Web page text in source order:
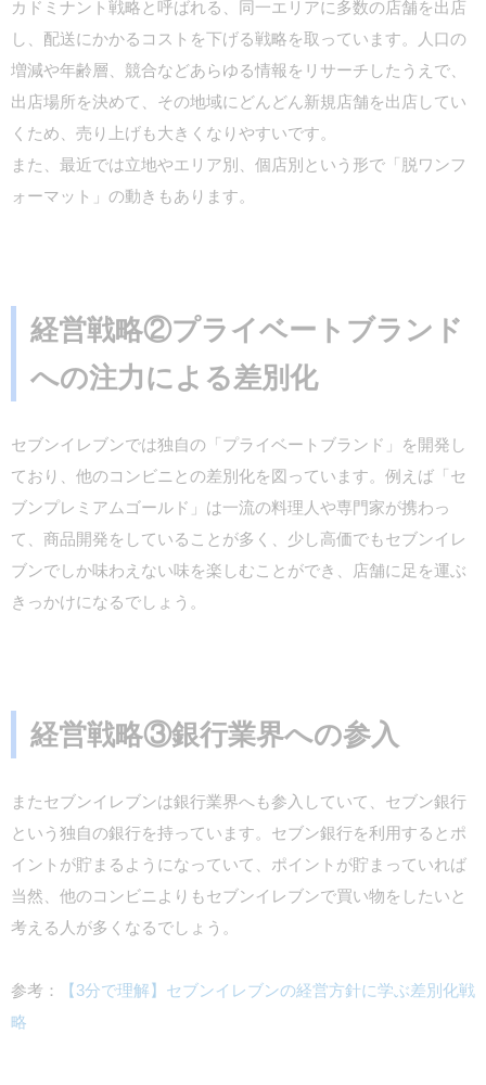
カドミナント戦略と呼ばれる、同一エリアに多数の店舗を出店
し、配送にかかるコストを下げる戦略を取っています。人口の
増減や年齢層、競合などあらゆる情報をリサーチしたうえで、
出店場所を決めて、その地域にどんどん新規店舗を出店してい
くため、売り上げも大きくなりやすいです。
また、最近では立地やエリア別、個店別という形で「脱ワンフ
ォーマット」の動きもあります。
経営戦略②プライベートブランド
への注力による差別化
セブンイレブンでは独自の「プライベートブランド」を開発し
ており、他のコンビニとの差別化を図っています。例えば「セ
ブンプレミアムゴールド」は一流の料理人や専門家が携わっ
て、商品開発をしていることが多く、少し高価でもセブンイレ
ブンでしか味わえない味を楽しむことができ、店舗に足を運ぶ
きっかけになるでしょう。
経営戦略③銀行業界への参入
またセブンイレブンは銀行業界へも参入していて、セブン銀行
という独自の銀行を持っています。セブン銀行を利用するとポ
イントが貯まるようになっていて、ポイントが貯まっていれば
当然、他のコンビニよりもセブンイレブンで買い物をしたいと
考える人が多くなるでしょう。
参考：
【3分で理解】セブンイレブンの経営方針に学ぶ差別化戦
略